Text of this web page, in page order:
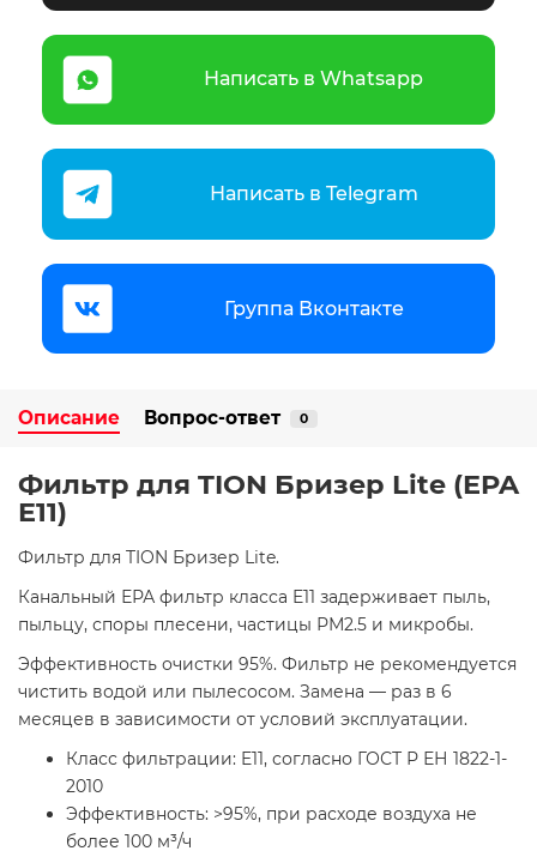
Написать в Whatsapp
Написать в Telegram
Группа Вконтакте
Описание Вопрос-ответ 0
Фильтр для TION Бризер Lite (EPA
E11)
Фильтр для TION Бризер Lite.
Канальный ЕРА фильтр класса E11 задерживает пыль,
пыльцу, споры плесени, частицы РМ2.5 и микробы.
Эффективность очистки 95%. Фильтр не рекомендуется
чистить водой или пылесосом. Замена — раз в 6
месяцев в зависимости от условий эксплуатации.
Класс фильтрации: E11, согласно ГОСТ Р ЕН 1822-1-
2010
Эффективность: >95%, при расходе воздуха не
более 100 м³/ч